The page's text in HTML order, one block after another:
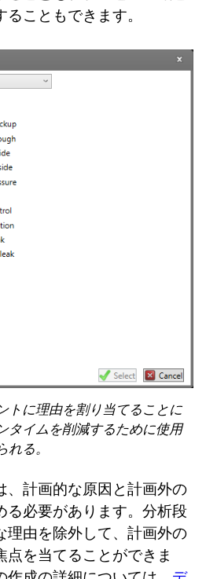
こともできます。
トに理由を割り当てることに
タイムを削減するために使用
れる。
、計画的な原因と計画外の
る必要があります。分析段
理由を除外して、計画外の
点を当てることができま